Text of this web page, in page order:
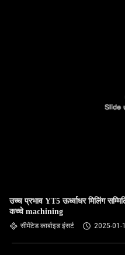
उच्च प्रभाव YT5 ऊर्ध्वाधर मिलिंग
कच्चे machining
सीमेंटेड कार्बाइड इंसर्ट 2025-01-